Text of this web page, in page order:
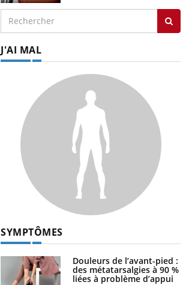
J'AI MAL
SYMPTÔMES
Douleurs de l’avant-pied :
des métatarsalgies à 90 %
liées à problème d’appui